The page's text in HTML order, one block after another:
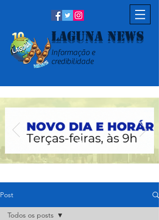
Laguna News
Informação e
credibilidade
Post
Todos os posts